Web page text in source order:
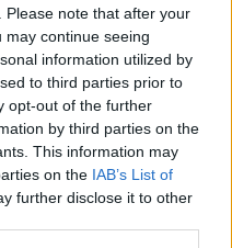
note that after your
continue seeing
information utilized by
to third parties prior to
opt-out of the further
by third parties on the
This information may
on the IAB’s List of
further disclose it to other
Aster 30 και τα
παράσταση, η φετινή
Αθήνα σηματοδοτεί την
Δυνάμεων.
Δημήτρης